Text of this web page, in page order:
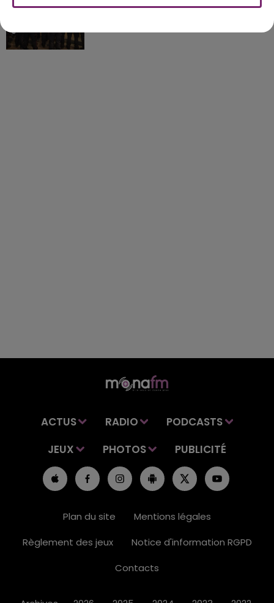
ACTUS RADIO
PODCASTS
JEUX
PHOTOS PUBLICITÉ
Plan du site
Mentions légales
Règlement des jeux
Notice d'information RGPD
Contacts